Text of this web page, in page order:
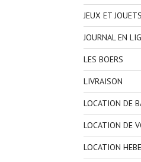
JEUX ET JOUETS
JOURNAL EN
LES BOERS
LIVRAISON
LOCATION DE
LOCATION DE
LOCATION